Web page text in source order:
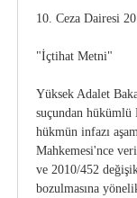
10. Ceza Dairesi
"İçtihat Metni"
Yüksek Adalet
suçundan
hükmün infazı
Mahkemesi'nce
ve 2010/452
bozulmasına